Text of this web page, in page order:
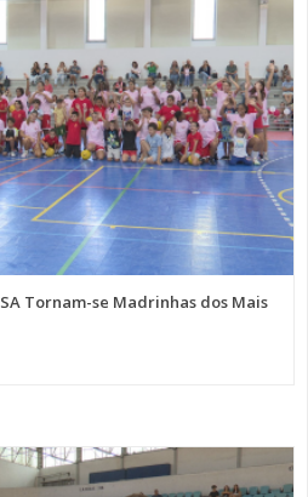
Tornam-se Madrinhas dos Mais